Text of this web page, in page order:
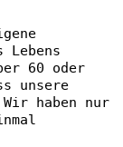
60 oder
unsere
haben nur